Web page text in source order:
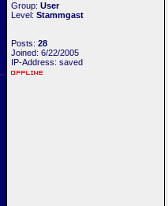
Group: User
Level: Stammgast
Posts: 28
Joined: 6/22/2005
IP-Address: saved